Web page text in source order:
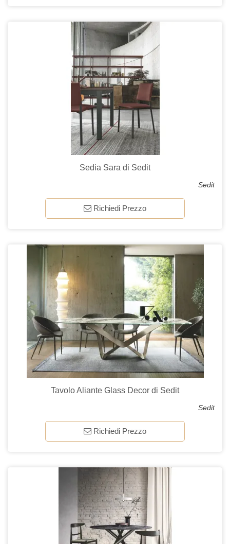
Sedia Sara di Sedit
Sedit
Richiedi Prezzo
Tavolo Aliante Glass Decor di Sedit
Sedit
Richiedi Prezzo